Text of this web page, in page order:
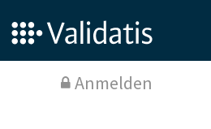
Anmelden